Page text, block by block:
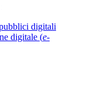
digitali
digitale (e-